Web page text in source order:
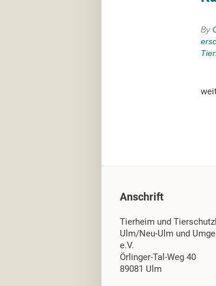
By
Anschrift
Tierheim und
Ulm/Neu-Ulm und
e.V.
Örlinger-Tal-Weg 40
89081 Ulm